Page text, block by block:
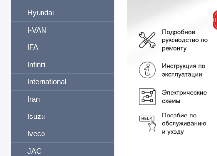
Hyundai
I-VAN
IFA
Infiniti
International
Iran
Isuzu
Iveco
JAC